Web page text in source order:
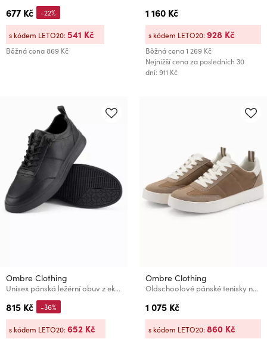
677 Kč
Běžná cena869 Kč
-22%
s kódem LETO20:541 Kč
1 160 Kč
Běžná cena1 269 Kč
Nejnižší cena za posledních 30
dní: 911 Kč
s kódem LETO20:928 Kč
Ombre Clothing
Unisex pánská ležérní obuv z eko nubuku černá Ombre Clothing
815 Kč -36%
s kódem LETO20:652 Kč
Ombre Clothing
Oldschoolové pánské tenisky na hrubé podrážce světle hnědé Ombre Clothing
1 075 Kč
s kódem LETO20:860 Kč